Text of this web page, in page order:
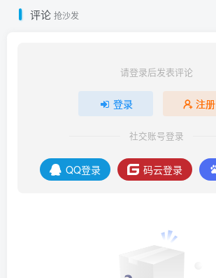
评论 抢沙发
请登录后发表评论
登录 注册
社交账号登录
QQ登录 码云登录